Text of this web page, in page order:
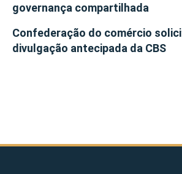
governança compartilhada
Confederação do comércio
divulgação antecipada da CBS